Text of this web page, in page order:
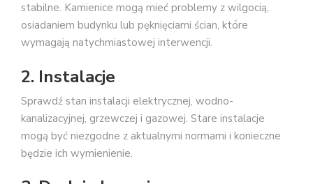
stabilne. Kamienice mogą mieć problemy z wilgocią,
osiadaniem budynku lub pęknięciami ścian, które
wymagają natychmiastowej interwencji.
2. Instalacje
Sprawdź stan instalacji elektrycznej, wodno-
kanalizacyjnej, grzewczej i gazowej. Stare instalacje
mogą być niezgodne z aktualnymi normami i konieczne
będzie ich wymienienie.